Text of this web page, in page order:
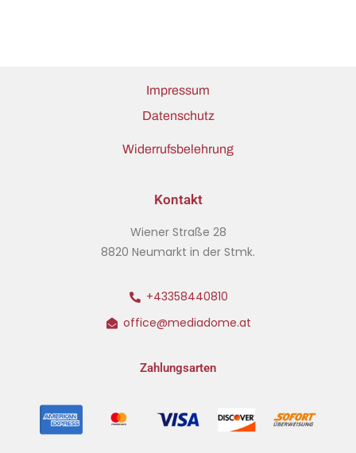
Impressum
Datenschutz
Widerrufsbelehrung
Kontakt
Wiener Straße 28
8820 Neumarkt in der Stmk.
+43358440810
office@mediadome.at
Zahlungsarten